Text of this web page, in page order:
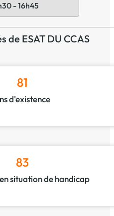
- 16h45
de ESAT DU CCAS
81
d'existence
83
situation de handicap